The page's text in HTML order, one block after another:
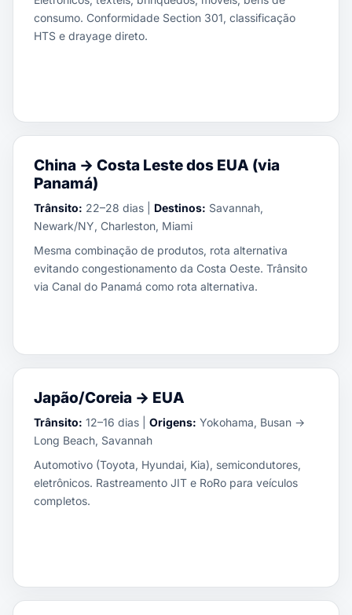
consumo. Conformidade Section 301, classificação
HTS e drayage direto.
China → Costa Leste dos EUA (via
Panamá)
Trânsito: 22–28 dias | Destinos: Savannah,
Newark/NY, Charleston, Miami
Mesma combinação de produtos, rota alternativa
evitando congestionamento da Costa Oeste. Trânsito
via Canal do Panamá como rota alternativa.
Japão/Coreia → EUA
Trânsito: 12–16 dias | Origens: Yokohama, Busan →
Long Beach, Savannah
Automotivo (Toyota, Hyundai, Kia), semicondutores,
eletrônicos. Rastreamento JIT e RoRo para veículos
completos.